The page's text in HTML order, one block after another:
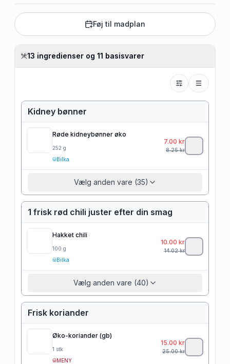
Føj til madplan
13 ingredienser og 11 basisvarer
Kidney bønner
Røde kidneybønner øko
252 g
Bilka
7.00 kr
8.25kr
Vælg anden vare (35)
1 frisk rød chili juster efter din smag
Hakket chili
100 g
Bilka
10.00 kr
14.02kr
Vælg anden vare (40)
Frisk koriander
Øko-koriander (gb)
1 stk
MENY
15.00 kr
25.00kr